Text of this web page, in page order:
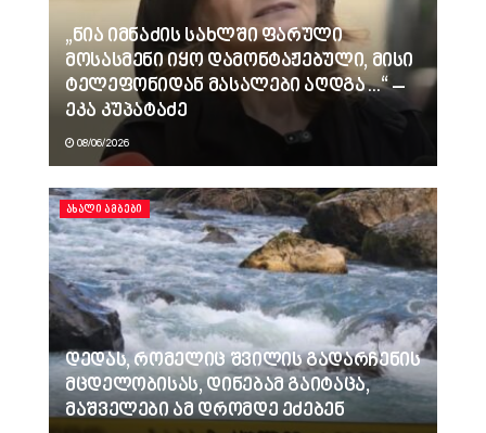
„ნია იმნაძის სახლში ფარული
მოსასმენი იყო დამონტაჟებული, მისი
ტელეფონიდან მასალები აღდგა…“ –
ეკა კუპატაძე
08/06/2026
ᲐᲮᲐᲚᲘ ᲐᲛᲑᲔᲑᲘ
დედას, რომელიც შვილის გადარჩენის
მცდელობისას, დინებამ გაიტაცა,
მაშველები ამ დრომდე ეძებენ